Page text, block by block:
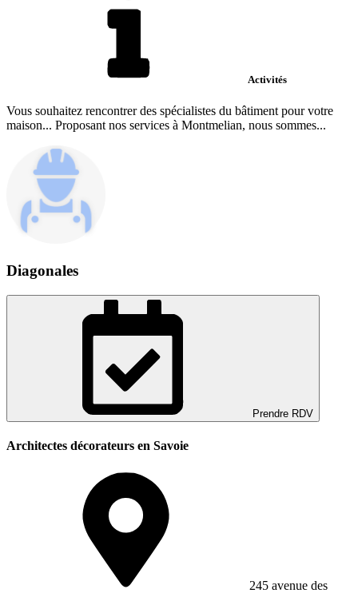
Activités
Vous souhaitez rencontrer des spécialistes du bâtiment pour votre
maison... Proposant nos services à Montmelian, nous sommes...
Diagonales
Prendre RDV
Architectes décorateurs en Savoie
245 avenue des